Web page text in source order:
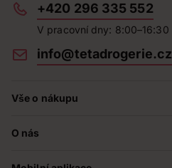
+420 296 335 552
V pracovní dny: 8:00–16:30
info@tetadrogerie.cz
Vše o nákupu
Prodejny
O nás